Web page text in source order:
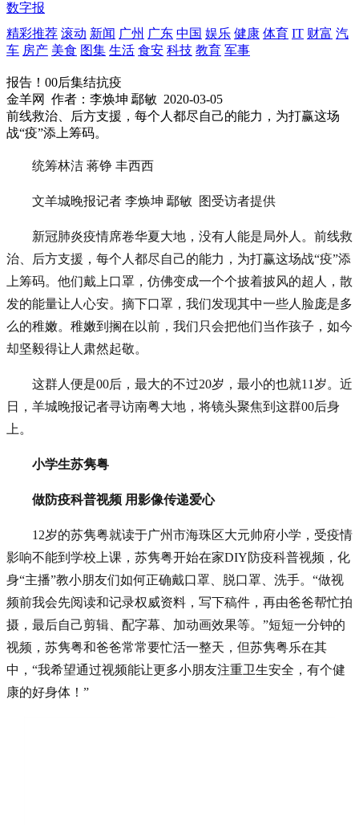
数字报
精彩推荐 滚动 新闻 广州 广东 中国 娱乐 健康 体育 IT 财富 汽
车 房产 美食 图集 生活 食安 科技 教育 军事
报告！00后集结抗疫
金羊网
作者：李焕坤 鄢敏 2020-03-05
前线救治、后方支援，每个人都尽自己的能力，为打赢这场
战“疫”添上筹码。
统筹林洁 蒋铮 丰西西
文羊城晚报记者 李焕坤 鄢敏 图受访者提供
新冠肺炎疫情席卷华夏大地，没有人能是局外人。前线救
治、后方支援，每个人都尽自己的能力，为打赢这场战“疫”添
上筹码。他们戴上口罩，仿佛变成一个个披着披风的超人，散
发的能量让人心安。摘下口罩，我们发现其中一些人脸庞是多
么的稚嫩。稚嫩到搁在以前，我们只会把他们当作孩子，如今
却坚毅得让人肃然起敬。
这群人便是00后，最大的不过20岁，最小的也就11岁。近
日，羊城晚报记者寻访南粤大地，将镜头聚焦到这群00后身
上。
小学生苏隽粤
做防疫科普视频 用影像传递爱心
12岁的苏隽粤就读于广州市海珠区大元帅府小学，受疫情
影响不能到学校上课，苏隽粤开始在家DIY防疫科普视频，化
身“主播”教小朋友们如何正确戴口罩、脱口罩、洗手。“做视
频前我会先阅读和记录权威资料，写下稿件，再由爸爸帮忙拍
摄，最后自己剪辑、配字幕、加动画效果等。”短短一分钟的
视频，苏隽粤和爸爸常常要忙活一整天，但苏隽粤乐在其
中，“我希望通过视频能让更多小朋友注重卫生安全，有个健
康的好身体！”